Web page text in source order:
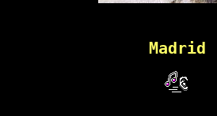
Madrid